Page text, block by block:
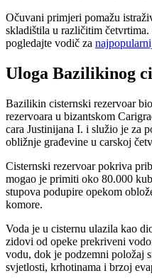
Očuvani primjeri pomažu
skladištila u različitim četvrtima.
pogledajte vodič za
Uloga Bazilikinog
Bazilikin cisternski rezervoar
rezervoara u bizantskom
cara Justinijana I. i služio je za
obližnje građevine u carskoj
Cisternski rezervoar pokriva
mogao je primiti oko 80.000
stupova podupire opekom
komore.
Voda je u cisternu ulazila kao
zidovi od opeke prekriveni
vodu, dok je podzemni položaj
svjetlosti, krhotinama i brzoj